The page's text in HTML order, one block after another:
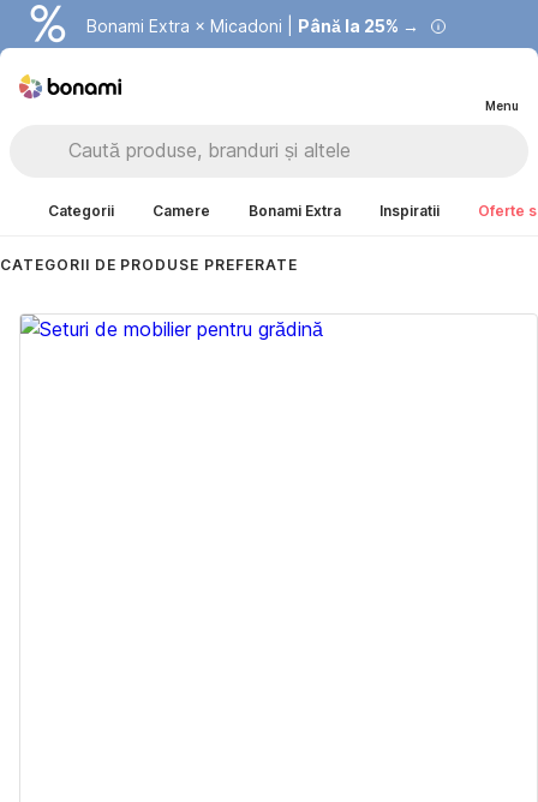
Bonami Extra × Micadoni | Până la 25% →
Summer Sale | Economisești până la 40% →
Menu
Categorii Camere Bonami Extra Inspiratii Oferte
CATEGORII DE PRODUSE PREFERATE